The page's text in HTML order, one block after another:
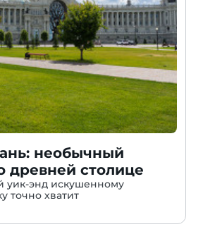
необычный
древней столице
уик-энд искушенному
точно хватит